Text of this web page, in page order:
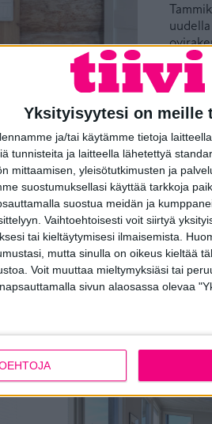
Yksityisyytesi on meille
ja/tai käytämme tietoja
tunnisteita ja laitteella lähetettyä
mittaamisen, yleisötutkimusten ja
suostumuksellasi käyttää tarkkoja
suostua meidän ja
Vaihtoehtoisesti voit siirtyä
tai kieltäytymisesi ilmaisemista.
mutta sinulla on oikeus kieltää
Voit muuttaa mieltymyksiäsi tai
sivun alaosassa olevaa
Muut